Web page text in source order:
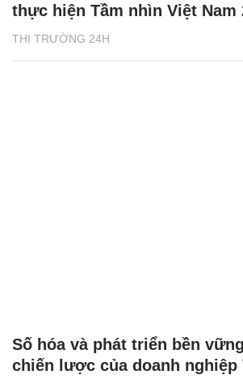
THỊ TRƯỜNG 24H
thực hiện Tầm nhìn Việt Nam
Số hóa và phát triển bền
chiến lược của doanh nghiệp